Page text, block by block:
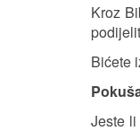
Kroz
Bićete
Jeste